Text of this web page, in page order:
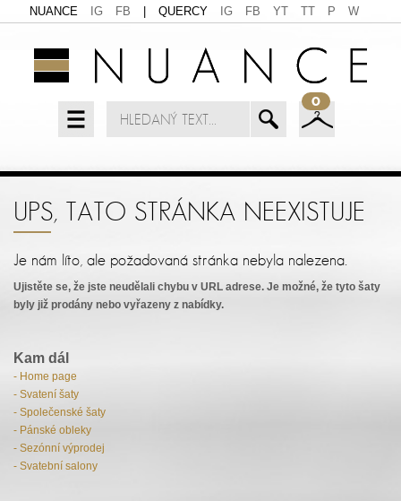
NUANCE IG FB QUERCY IG FB YT TT P W
0
UPS, TATO STRÁNKA NEEXISTUJE
Je nám líto, ale požadovaná stránka nebyla nalezena.
Ujistěte se, že jste neudělali chybu v URL adrese. Je možné, že tyto šaty
byly již prodány nebo vyřazeny z nabídky.
Kam dál
- Home page
- Svatení šaty
- Společenské šaty
- Pánské obleky
- Sezónní výprodej
- Svatební salony